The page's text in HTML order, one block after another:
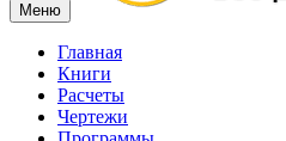
Меню
Главная
Книги
Расчеты
Чертежи